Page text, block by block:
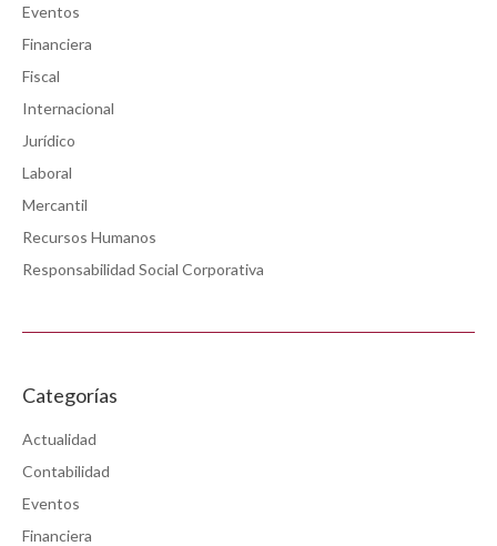
Eventos
Financiera
Fiscal
Internacional
Jurídico
Laboral
Mercantil
Recursos Humanos
Responsabilidad Social Corporativa
Categorías
Actualidad
Contabilidad
Eventos
Financiera